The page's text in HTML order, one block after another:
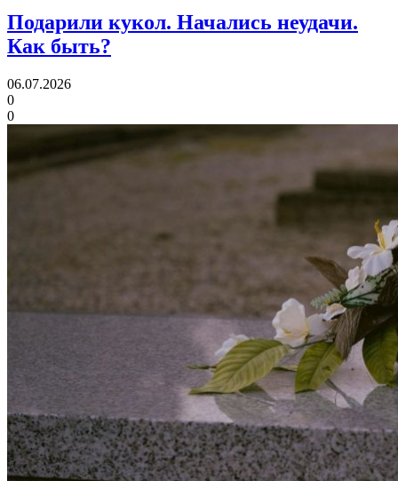
Подарили кукол. Начались неудачи.
Как быть?
06.07.2026
0
0